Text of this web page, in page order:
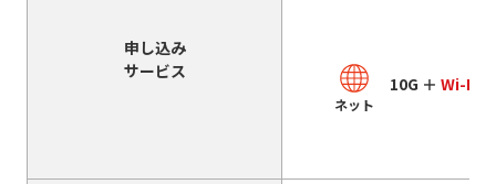
申し込み
サービス
ネット
10G ＋ Wi-Fi 7